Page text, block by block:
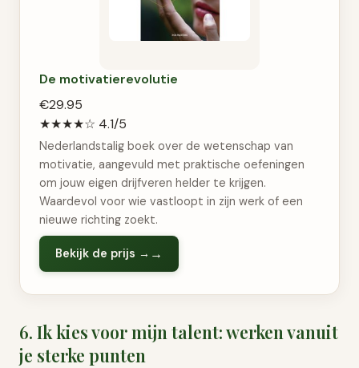
De motivatierevolutie
€29.95
★★★★☆ 4.1/5
Nederlandstalig boek over de wetenschap van
motivatie, aangevuld met praktische oefeningen
om jouw eigen drijfveren helder te krijgen.
Waardevol voor wie vastloopt in zijn werk of een
nieuwe richting zoekt.
Bekijk de prijs →
6. Ik kies voor mijn talent: werken vanuit
je sterke punten